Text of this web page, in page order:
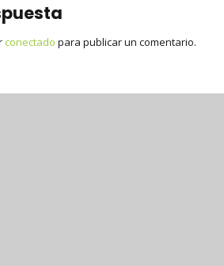
conectado para publicar un comentario.